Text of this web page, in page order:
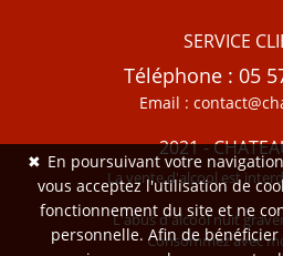
SERVICE
Téléphone : 05
Email :
2021 -
La vente d'alcool est
L'abus d'alcool nuit
Consommez avec
✖ En poursuivant votre
vous acceptez l'utilisation de
fonctionnement du site et ne
personnelle. Afin de